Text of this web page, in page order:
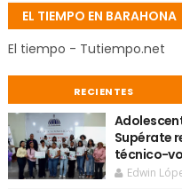
EL TIEMPO EN BARAHONA
El tiempo - Tutiempo.net
RECIENTES
Supérate
técnico-
Edwin